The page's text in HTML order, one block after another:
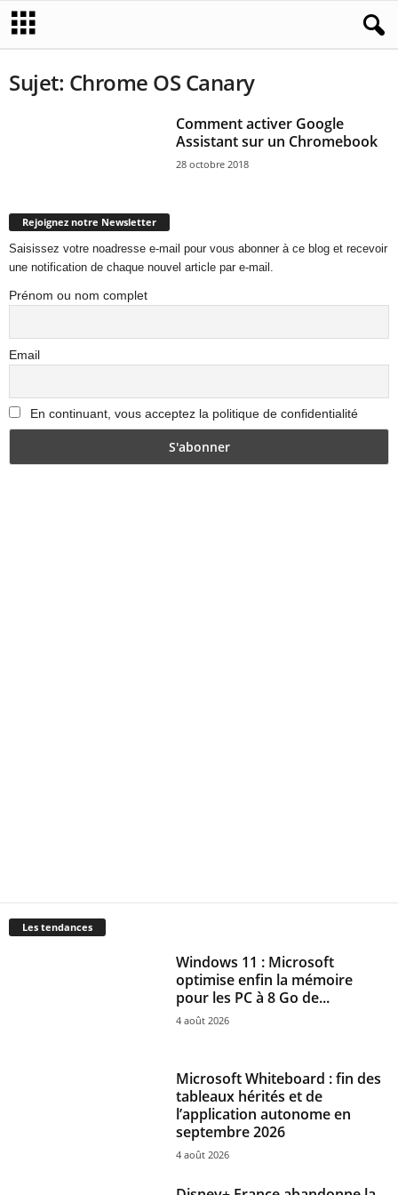
Sujet: Chrome OS Canary
Comment activer Google
Assistant sur un Chromebook
28 octobre 2018
Rejoignez notre Newsletter
Saisissez votre noadresse e-mail pour vous abonner à ce blog et recevoir
une notification de chaque nouvel article par e-mail.
Prénom ou nom complet
Email
En continuant, vous acceptez la politique de confidentialité
Les tendances
Windows 11 : Microsoft
optimise enfin la mémoire
pour les PC à 8 Go de...
4 août 2026
Microsoft Whiteboard : fin des
tableaux hérités et de
l’application autonome en
septembre 2026
4 août 2026